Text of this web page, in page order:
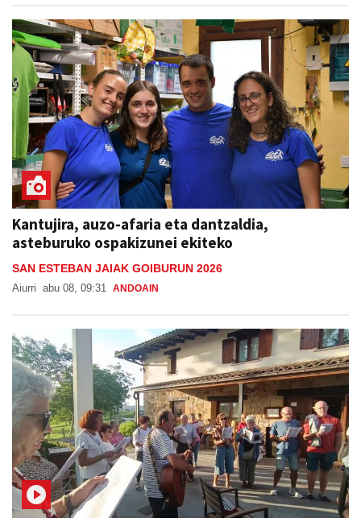
Kantujira, auzo-afaria eta dantzaldia,
asteburuko ospakizunei ekiteko
SAN ESTEBAN JAIAK GOIBURUN 2026
Aiurri abu 08, 09:31 ANDOAIN